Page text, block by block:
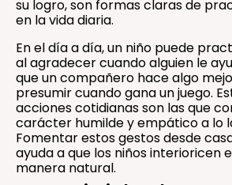
su logro, son formas claras de
en la vida diaria.
En el día a día, un niño puede
al agradecer cuando alguien le
que un compañero hace algo
presumir cuando gana un juego.
acciones cotidianas son las que
carácter humilde y empático a lo
Fomentar estos gestos desde
ayuda a que los niños interioricen
manera natural.